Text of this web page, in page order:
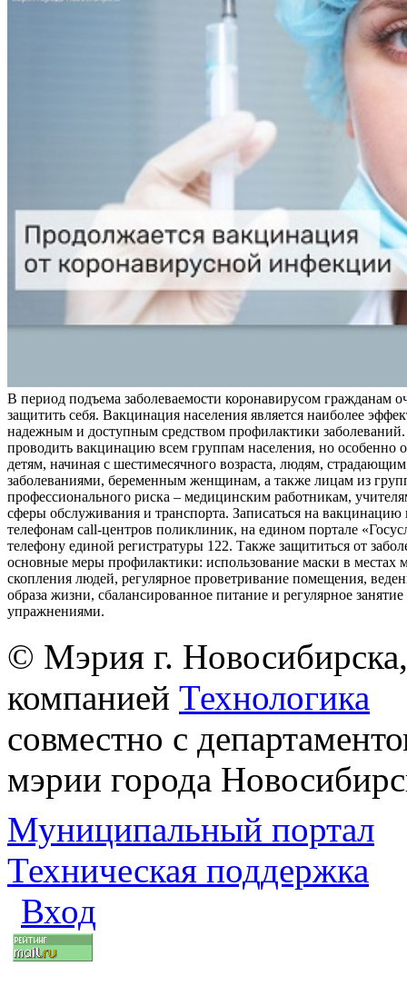
В период подъема заболеваемости коронавирусом гражданам
защитить себя. Вакцинация населения является наиболее
надежным и доступным средством профилактики заболеваний.
проводить вакцинацию всем группам населения, но особенно
детям, начиная с шестимесячного возраста, людям,
заболеваниями, беременным женщинам, а также лицам из
профессионального риска – медицинским работникам,
сферы обслуживания и транспорта. Записаться на
телефонам call-центров поликлиник, на едином портале
телефону единой регистратуры 122. Также защититься от
основные меры профилактики: использование маски в местах
скопления людей, регулярное проветривание помещения,
образа жизни, сбалансированное питание и регулярное
упражнениями.
© Мэрия г.
компанией Технологика
совместно с
мэрии города
Муниципальный портал
Техническая поддержка
Вход